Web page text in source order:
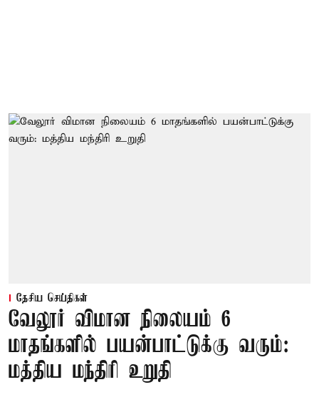
தேசிய செய்திகள்
வேலூர் விமான நிலையம் 6
மாதங்களில் பயன்பாட்டுக்கு வரும்:
மத்திய மந்திரி உறுதி